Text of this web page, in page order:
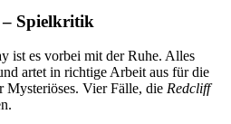
– Spielkritik
ist es vorbei mit der Ruhe. Alles
artet in richtige Arbeit aus für die
Vier Fälle, die Redcliff